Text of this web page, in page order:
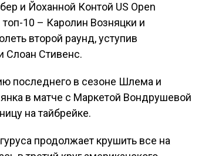
и Йоханной Контой US Open
10 – Каролин Возняцки и
второй раунд, уступив
Слоан Стивенс.
последнего в сезоне Шлема и
в матче с Маркетой Вондрушевой
на тайбрейке.
продолжает крушить все на